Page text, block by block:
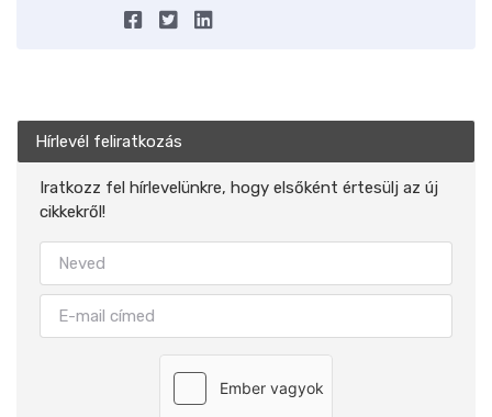
Hírlevél feliratkozás
Iratkozz fel hírlevelünkre, hogy elsőként értesülj az új
cikkekről!